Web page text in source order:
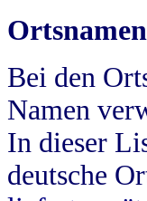
Ortsnamen
Bei den
Namen
In dieser
deutsche